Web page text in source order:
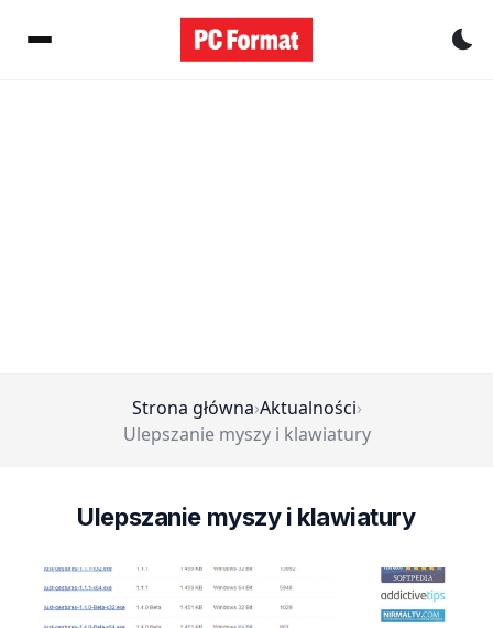
Strona główna›Aktualności›
Ulepszanie myszy i klawiatury
Ulepszanie myszy i klawiatury